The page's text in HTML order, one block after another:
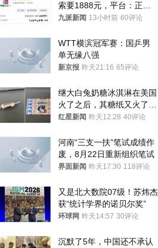
索要1888元，平台：正和
司机沟通协商
九派新闻 13小时前 60评论
WTT横滨冠军赛：国乒男
单无缘八强
新京报 昨天21:16 65评论
继大白兔奶糖冰淇淋在美国
火了之后，其糖纸又火了！
海外博主盛赞：平面设计经
红星新闻 昨天12:28 40评论
河南“三支一扶”笔试成绩作
废，8月22日重新组织笔试
界面新闻 昨天17:30 118评论
又是北大数院07级！苏炜杰
获“统计学界的诺贝尔奖”
环球网 昨天14:57 30评论
沉默了5年，中国还不承认